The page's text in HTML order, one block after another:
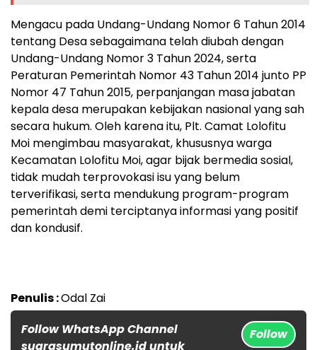
Mengacu pada Undang-Undang Nomor 6 Tahun 2014
tentang Desa sebagaimana telah diubah dengan
Undang-Undang Nomor 3 Tahun 2024, serta
Peraturan Pemerintah Nomor 43 Tahun 2014 junto PP
Nomor 47 Tahun 2015, perpanjangan masa jabatan
kepala desa merupakan kebijakan nasional yang sah
secara hukum. Oleh karena itu, Plt. Camat Lolofitu
Moi mengimbau masyarakat, khususnya warga
Kecamatan Lolofitu Moi, agar bijak bermedia sosial,
tidak mudah terprovokasi isu yang belum
terverifikasi, serta mendukung program-program
pemerintah demi terciptanya informasi yang positif
dan kondusif.
Penulis :Odal Zai
Follow WhatsApp Channel
suarasumutonline.id untuk
Follow